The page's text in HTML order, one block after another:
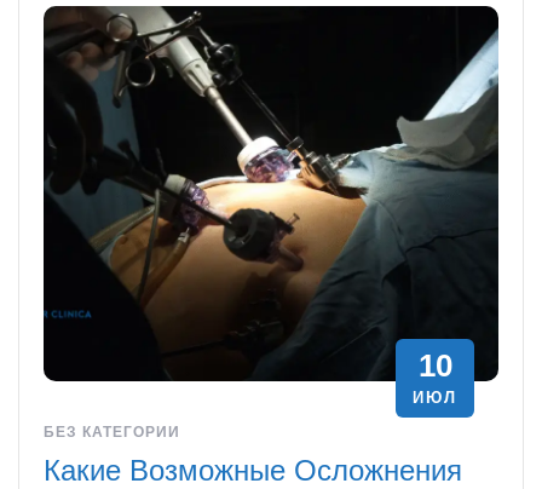
10
ИЮЛ
БЕЗ КАТЕГОРИИ
Какие Возможные Осложнения